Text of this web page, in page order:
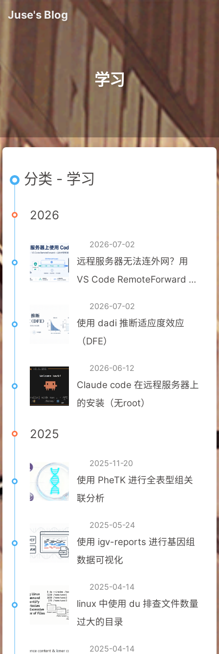
Juse's Blog
学习
分类 - 学习
2026
2026-07-02
远程服务器无法连外网？用
VS Code RemoteForward 跑
2026-07-02
使用 dadi 推断适应度效应
（DFE）
2026-06-12
Claude code 在远程服务器上
的安装（无root）
2025
2025-11-20
使用 PheTK 进行全表型组关
联分析
2025-05-24
使用 igv-reports 进行基因组
数据可视化
2025-04-14
linux 中使用 du 排查文件数量
过大的目录
2025-04-14